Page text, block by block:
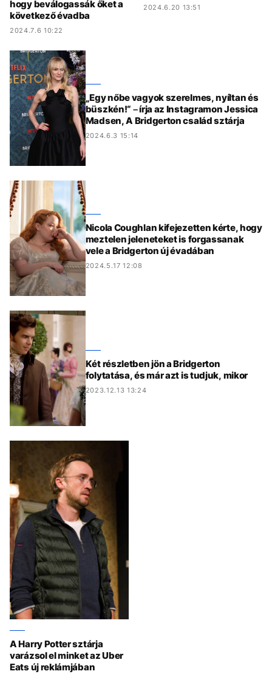
hogy beválogassák őket a
következő évadba
2024.7.6 10:22
2024.6.20 13:51
„Egy nőbe vagyok szerelmes, nyíltan és
büszkén!“ – írja az Instagramon Jessica
Madsen, A Bridgerton család sztárja
2024.6.3 15:14
Nicola Coughlan kifejezetten kérte, hogy
meztelen jeleneteket is forgassanak
vele a Bridgerton új évadában
2024.5.17 12:08
Két részletben jön a Bridgerton
folytatása, és már azt is tudjuk, mikor
2023.12.13 13:24
A Harry Potter sztárja
varázsol el minket az Uber
Eats új reklámjában